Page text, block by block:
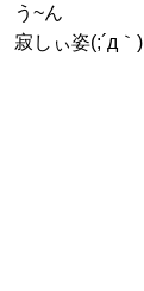
う~ん
寂しぃ姿(;´д｀)